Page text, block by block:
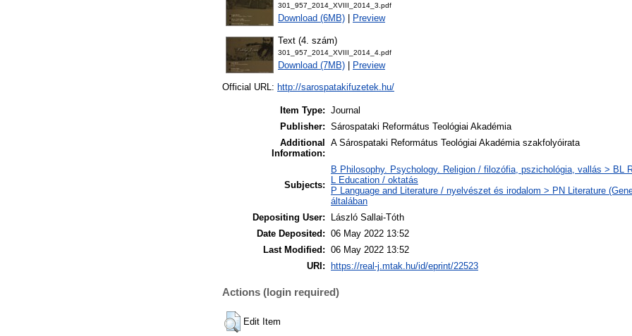
301_957_2014_XVIII_2014_3.pdf
Download (6MB) Preview
Text (4. szám)
301_957_2014_XVIII_2014_4.pdf
Download (7MB) Preview
Official URL: http://sarospatakifuzetek.hu/
Item Type: Journal
Publisher: Sárospataki Református Teológiai Akadémia
Additional
Information:
A Sárospataki Református Teológiai Akadémia szakfolyóirata
Subjects:
B Philosophy. Psychology. Religion / filozófia, pszichológia, vallás > BL
L Education / oktatás
P Language and Literature / nyelvészet és irodalom > PN Literature
általában
Depositing User:
László Sallai-Tóth
Date Deposited: 06 May 2022 13:52
Last Modified: 06 May 2022 13:52
URI:
https://real-j.mtak.hu/id/eprint/22523
Actions (login required)
Edit Item